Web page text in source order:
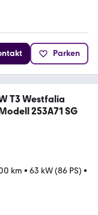
Parken
T3 Westfalia
253A71 SG
km • 63 kW (86 PS) •